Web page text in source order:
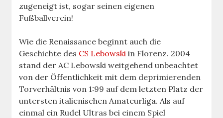
zugeneigt ist, sogar seinen eigenen
Fußballverein!
Wie die Renaissance beginnt auch die
Geschichte des CS Lebowski in Florenz. 2004
stand der AC Lebowski weitgehend unbeachtet
von der Öffentlichkeit mit dem deprimierenden
Torverhältnis von 1:99 auf dem letzten Platz der
untersten italienischen Amateurliga. Als auf
einmal ein Rudel Ultras bei einem Spiel